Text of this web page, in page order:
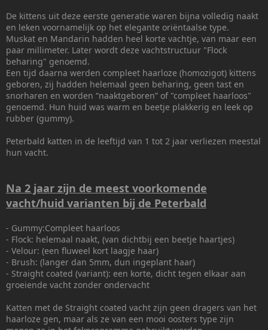
De kittens uit deze eerste generatie waren bijna volledig naakt
en leken voornamelijk op het elegante oriëntaalse type.
Muskat en Mandarin hadden heel korte vachtje, van maar een
paar millimeter. Later wordt deze vachtstructuur "Flock
beharing" genoemd.
Een tijd daarna werden compleet haarloze (homozigot) kittens
geboren, zij hadden helemaal geen beharing, geen tast en
snorharen en worden “naaktgeboren” of "compleet haarloos"
genoemd. Hun huid was warm en beetje plakkerig en leek op
rubber (gummy).
Peterbald katten in de leeftijd van 1 tot 2 jaar verliezen meestal
hun vacht.
Na 2 jaar zijn de meest voorkomende
vacht/huid varianten bij de Peterbald
- Gummy:Compleet haarloos
- Flock: helemaal naakt, (van dichtbij een beetje haartjes)
- Velour: (een fluweel kort laagje haar)
- Brush: (langer dan 5mm, dun ingeplant haar)
- Straight coated (variant): een korte, dicht tegen elkaar aan
groeiende vacht zonder ondervacht
Katten met de Straight coated vacht zijn geen dragers van het
haarloze gen, maar als ze van een mooi oosters type zijn